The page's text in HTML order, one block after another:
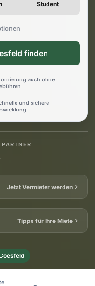
Student
finden
auch ohne
und sichere
Jetzt Vermieter werden
Tipps für Ihre Miete